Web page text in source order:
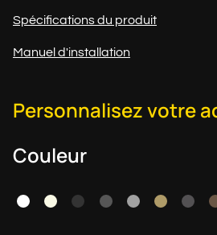
Spécifications du produit
Manuel d'installation
Personnalisez votre
Couleur